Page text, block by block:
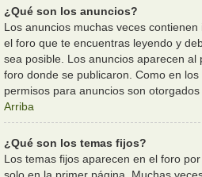
¿Qué son los anuncios?
Los anuncios muchas veces
el foro que te encuentras leyendo y
sea posible. Los anuncios aparecen
foro donde se publicaron. Como en
permisos para anuncios son otorgados
Arriba
¿Qué son los temas fijos?
Los temas fijos aparecen en el foro